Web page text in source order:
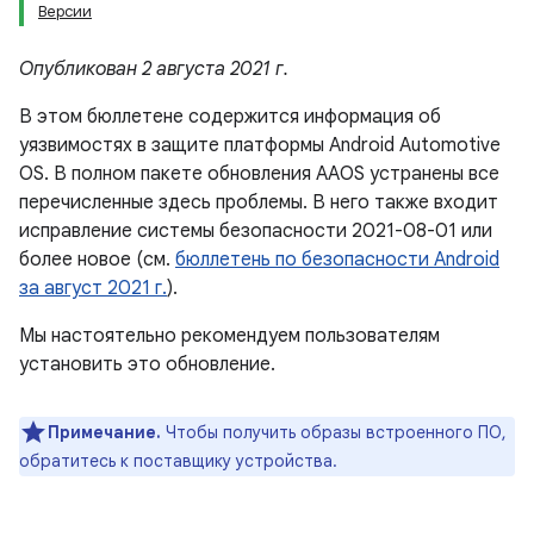
Версии
Опубликован 2 августа 2021 г.
В этом бюллетене содержится информация об
уязвимостях в защите платформы Android Automotive
OS. В полном пакете обновления AAOS устранены все
перечисленные здесь проблемы. В него также входит
исправление системы безопасности 2021-08-01 или
более новое (см. бюллетень по безопасности Android
за август 2021 г.).
Мы настоятельно рекомендуем пользователям
установить это обновление.
Примечание. Чтобы получить образы встроенного ПО,
обратитесь к поставщику устройства.